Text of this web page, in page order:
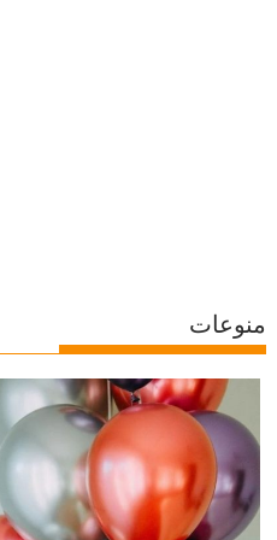
منوعات